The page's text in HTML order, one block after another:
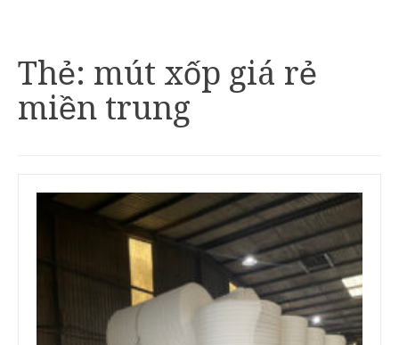
Thẻ: mút xốp giá rẻ
miền trung